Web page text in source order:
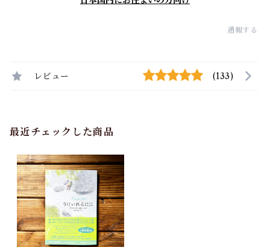
通報する
レビュー (133)
最近チェックした商品